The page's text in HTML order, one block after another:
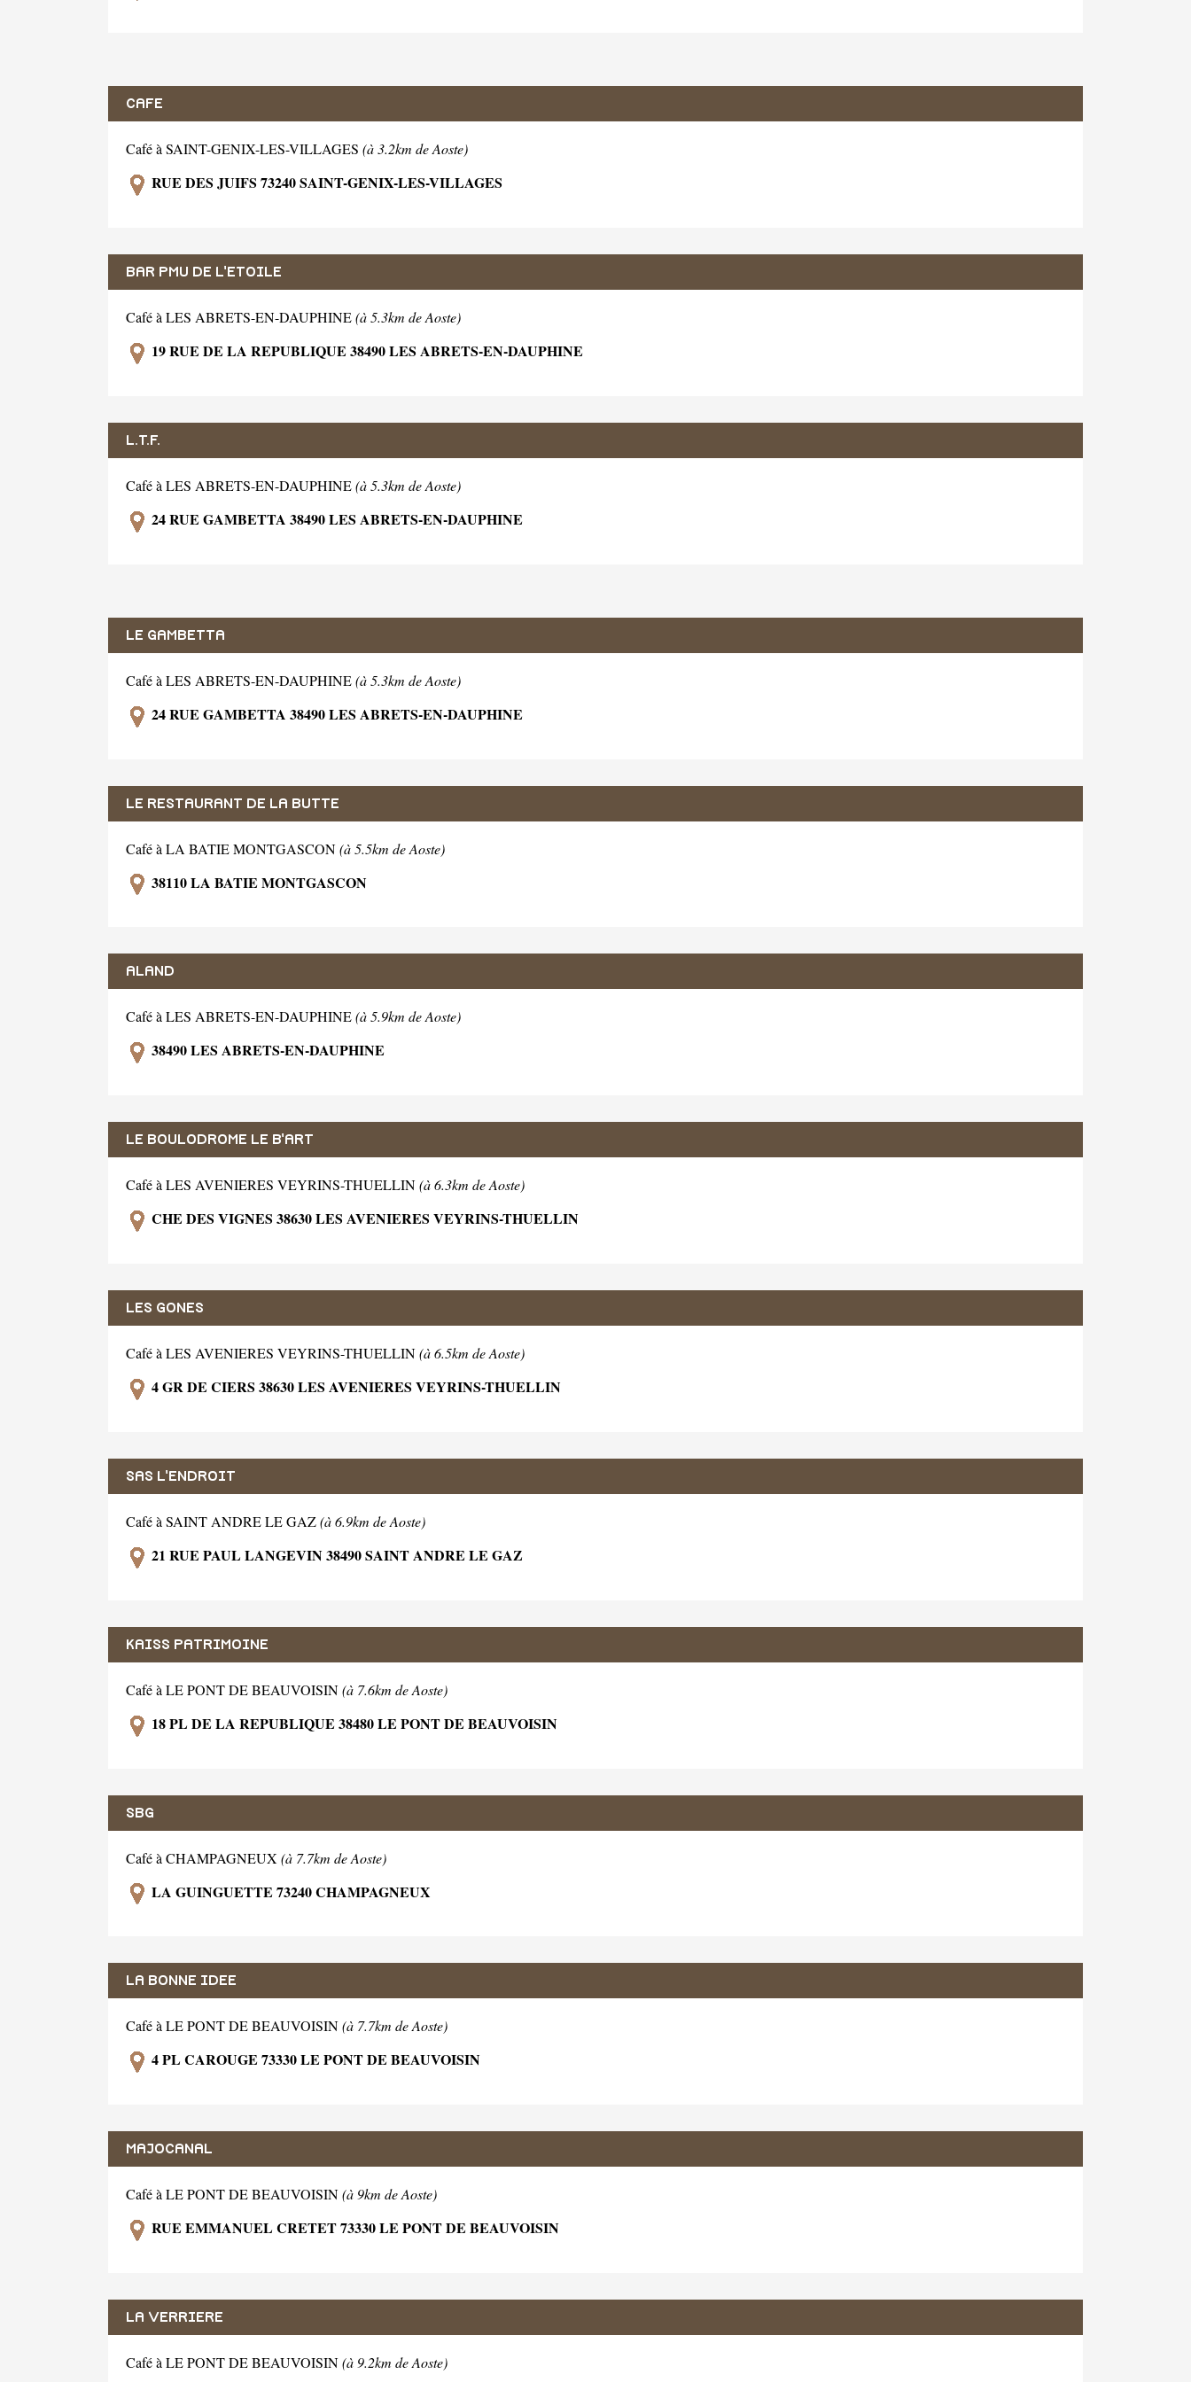
CAFE
Café à SAINT-GENIX-LES-VILLAGES (à 3.2km de Aoste)
RUE DES JUIFS 73240 SAINT-GENIX-LES-VILLAGES
BAR PMU DE L'ETOILE
Café à LES ABRETS-EN-DAUPHINE(à 5.3km de Aoste)
19 RUE DE LA REPUBLIQUE 38490 LES ABRETS-EN-DAUPHINE
L.T.F.
Café à LES ABRETS-EN-DAUPHINE(à 5.3km de Aoste)
24 RUE GAMBETTA 38490 LES ABRETS-EN-DAUPHINE
LE GAMBETTA
Café à LES ABRETS-EN-DAUPHINE(à 5.3km de Aoste)
24 RUE GAMBETTA 38490 LES ABRETS-EN-DAUPHINE
LE RESTAURANT DE LA BUTTE
Café à LA BATIE MONTGASCON(à 5.5km de Aoste)
38110 LA BATIE MONTGASCON
ALAND
Café à LES ABRETS-EN-DAUPHINE(à 5.9km de Aoste)
38490 LES ABRETS-EN-DAUPHINE
LE BOULODROME LE B'ART
Café à LES AVENIERES VEYRINS-THUELLIN(à 6.3km de Aoste)
CHE DES VIGNES 38630 LES AVENIERES VEYRINS-THUELLIN
LES GONES
Café à LES AVENIERES VEYRINS-THUELLIN(à 6.5km de Aoste)
4 GR DE CIERS 38630 LES AVENIERES VEYRINS-THUELLIN
SAS L'ENDROIT
Café à SAINT ANDRE LE GAZ(à 6.9km de Aoste)
21 RUE PAUL LANGEVIN 38490 SAINT ANDRE LE GAZ
KAISS PATRIMOINE
Café à LE PONT DE BEAUVOISIN(à 7.6km de Aoste)
18 PL DE LA REPUBLIQUE 38480 LE PONT DE BEAUVOISIN
SBG
Café à CHAMPAGNEUX (à 7.7km de Aoste)
LA GUINGUETTE 73240 CHAMPAGNEUX
LA BONNE IDEE
Café à LE PONT DE BEAUVOISIN(à 7.7km de Aoste)
4 PL CAROUGE 73330 LE PONT DE BEAUVOISIN
MAJOCANAL
Café à LE PONT DE BEAUVOISIN(à 9km de Aoste)
RUE EMMANUEL CRETET 73330 LE PONT DE BEAUVOISIN
LA VERRIERE
Café à LE PONT DE BEAUVOISIN(à 9.2km de Aoste)